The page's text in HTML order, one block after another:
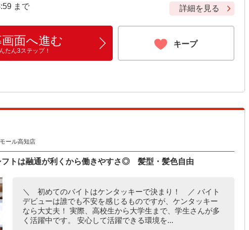
まで 詳細を見る
面へ進む
たん3ステップ！
キープ
ール高知店
トは融通が利くから働きやすさ◎ 髪型・髪色自由
＼ 初めてのバイトはケンタッキーで決まり！ ／ バイト
デビューは誰でも不安を感じるものですが、ケンタッキー
なら大丈夫！ 実際、高校生から大学生まで、学生さんが多
く活躍中です。 安心して活躍できる環境を...